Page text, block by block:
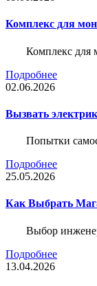
Комплекс для
Комплекс для
Подробнее
02.06.2026
Вызвать
Попытки
Подробнее
25.05.2026
Как Выбрать
Выбор
Подробнее
13.04.2026